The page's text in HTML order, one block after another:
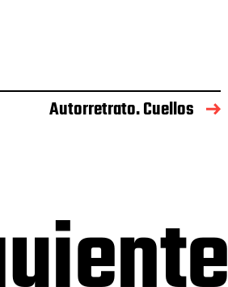
Autorretrato. Cuellos